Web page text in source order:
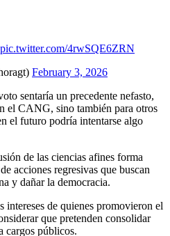
pic.twitter.com/4rwSQE6ZRN
February 3, 2026
sentaría un precedente nefasto,
el CANG, sino también para otros
el futuro podría intentarse algo
de las ciencias afines forma
acciones regresivas que buscan
y dañar la democracia.
intereses de quienes promovieron el
que pretenden consolidar
cargos públicos.